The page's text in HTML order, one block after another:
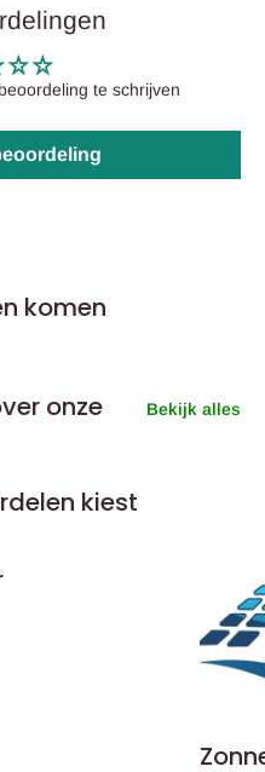
te schrijven
komen
onze
Bekijk alles
kiest